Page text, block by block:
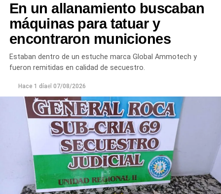
En un allanamiento buscaban
máquinas para tatuar y
encontraron municiones
Estaban dentro de un estuche marca Global Ammotech y
fueron remitidas en calidad de secuestro.
Hace 1 díael 07/08/2026